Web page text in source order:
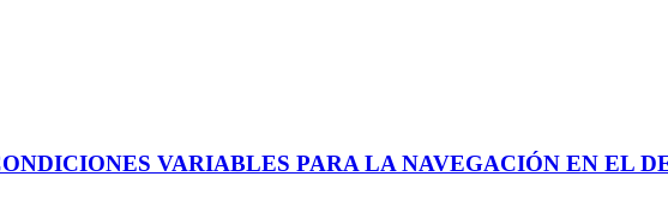
VARIABLES PARA LA NAVEGACIÓN EN EL